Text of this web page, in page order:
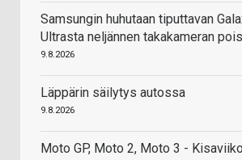
Samsungin huhutaan tiputtavan
Ultrasta neljännen takakameran pois
9.8.2026
Läppärin säilytys autossa
9.8.2026
Moto GP, Moto 2, Moto 3 -